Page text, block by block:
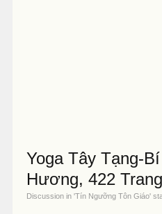
Yoga Tây Tạng-
Hương, 422 Trang
Discussion in 'Tín Ngưỡng Tôn Giáo'